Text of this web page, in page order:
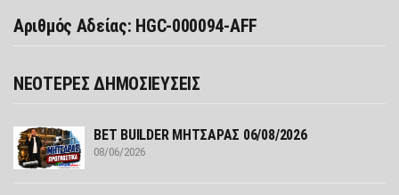
Αριθμός Αδείας: HGC-000094-AFF
ΝΕΟΤΕΡΕΣ ΔΗΜΟΣΙΕΥΣΕΙΣ
BET BUILDER ΜΗΤΣΑΡΑΣ 06/08/2026
08/06/2026